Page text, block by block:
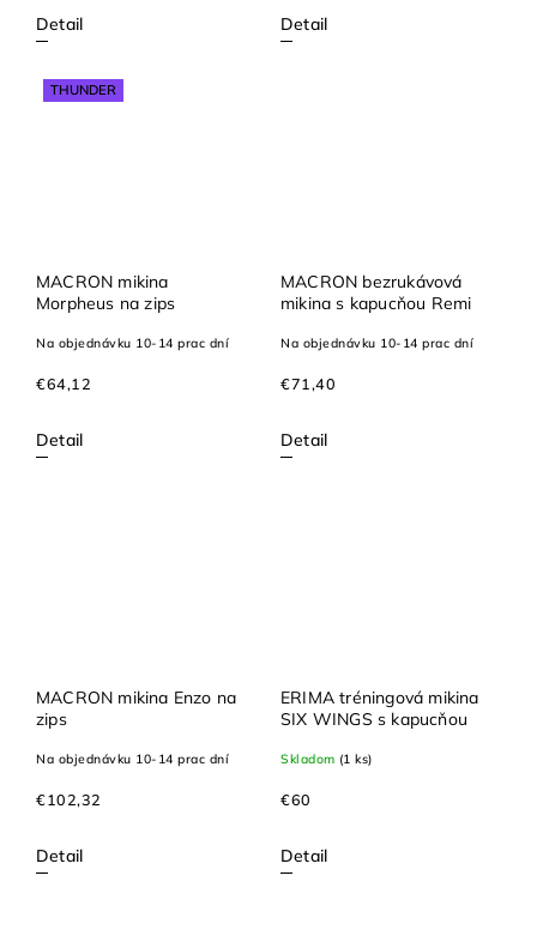
Detail Detail
THUNDER
MACRON mikina
Morpheus na zips
Na objednávku 10-14 prac dní
€64,12
Detail
MACRON bezrukávová
mikina s kapucňou Remi
Na objednávku 10-14 prac dní
€71,40
Detail
MACRON mikina Enzo na
zips
Na objednávku 10-14 prac dní
€102,32
Detail
ERIMA tréningová mikina
SIX WINGS s kapucňou
Skladom (1 ks)
€60
Detail